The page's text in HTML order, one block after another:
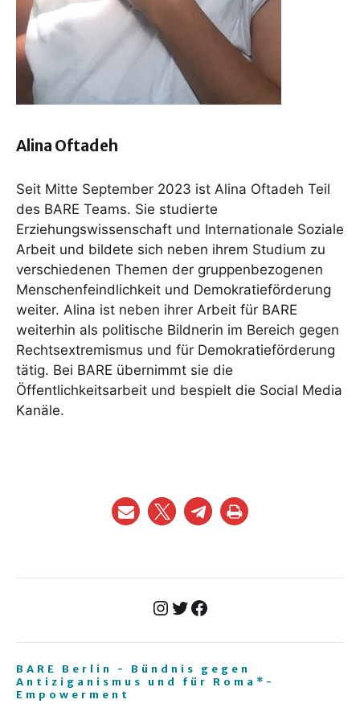
Alina Oftadeh
Seit Mitte September 2023 ist Alina Oftadeh Teil
des BARE Teams. Sie studierte
Erziehungswissenschaft und Internationale Soziale
Arbeit und bildete sich neben ihrem Studium zu
verschiedenen Themen der gruppenbezogenen
Menschenfeindlichkeit und Demokratieförderung
weiter. Alina ist neben ihrer Arbeit für BARE
weiterhin als politische Bildnerin im Bereich gegen
Rechtsextremismus und für Demokratieförderung
tätig. Bei BARE übernimmt sie die
Öffentlichkeitsarbeit und bespielt die Social Media
Kanäle.
BARE Berlin - Bündnis gegen
Antiziganismus und für Roma*-
Empowerment